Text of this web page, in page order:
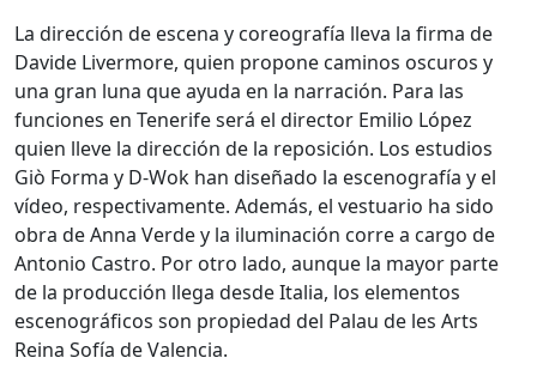
La dirección de escena y coreografía lleva la firma de
Davide Livermore, quien propone caminos oscuros y
una gran luna que ayuda en la narración. Para las
funciones en Tenerife será el director Emilio López
quien lleve la dirección de la reposición. Los estudios
Giò Forma y D-Wok han diseñado la escenografía y el
vídeo, respectivamente. Además, el vestuario ha sido
obra de Anna Verde y la iluminación corre a cargo de
Antonio Castro. Por otro lado, aunque la mayor parte
de la producción llega desde Italia, los elementos
escenográficos son propiedad del Palau de les Arts
Reina Sofía de Valencia.